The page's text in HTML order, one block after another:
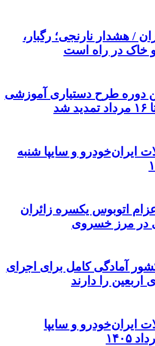
/ هشدار نارنجی؛ رگبار،
خاک در راه است
دوره طرح دستیاری آموزشی
ایران‌خودرو و سایپا شنبه
اتوبوس یکسره زائران
در مرز خسروی
آمادگی کامل برای اجرای
اربعین را دارند
ایران‌خودرو و سایپا